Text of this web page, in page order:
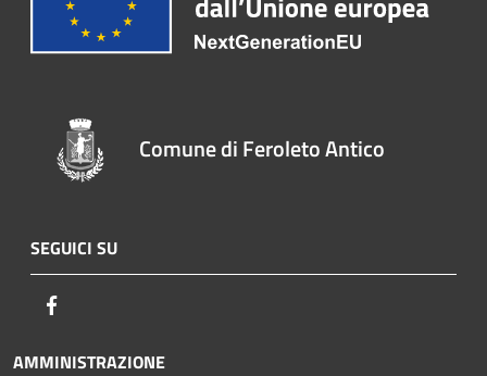
Comune di Feroleto Antico
SEGUICI SU
AMMINISTRAZIONE